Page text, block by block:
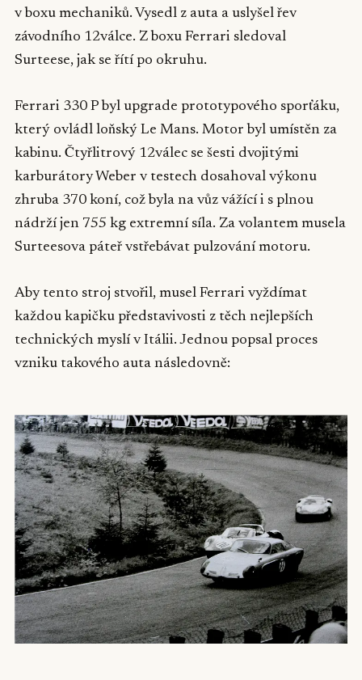
v boxu mechaniků. Vysedl z auta a uslyšel řev
závodního 12válce. Z boxu Ferrari sledoval
Surteese, jak se řítí po okruhu.
Ferrari 330 P byl upgrade prototypového sporťáku,
který ovládl loňský Le Mans. Motor byl umístěn za
kabinu. Čtyřlitrový 12válec se šesti dvojitými
karburátory Weber v testech dosahoval výkonu
zhruba 370 koní, což byla na vůz vážící i s plnou
nádrží jen 755 kg extremní síla. Za volantem musela
Surteesova páteř vstřebávat pulzování motoru.
Aby tento stroj stvořil, musel Ferrari vyždímat
každou kapičku představivosti z těch nejlepších
technických myslí v Itálii. Jednou popsal proces
vzniku takového auta následovně: